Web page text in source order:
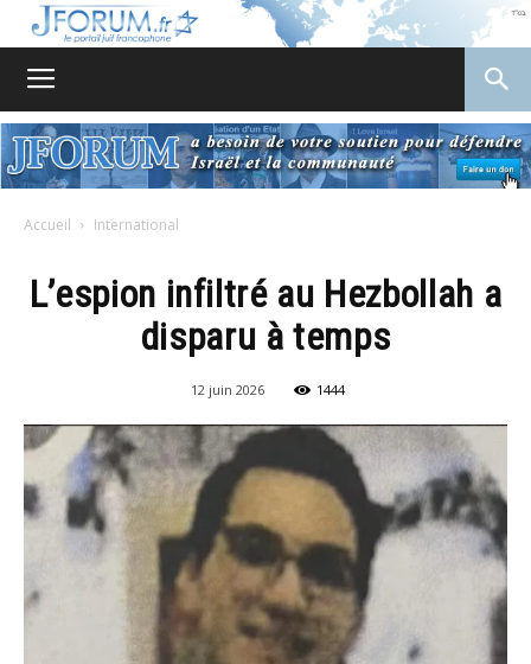
Accueil International
L’espion infiltré au Hezbollah a
disparu à temps
12 juin 2026 1444